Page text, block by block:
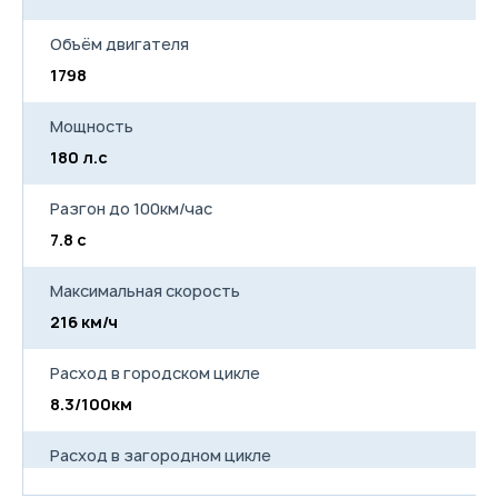
Количество динамиков
аудиосистемы
Литые диски Nivalis 7J x 17,
комплект инструментов и
домкрат
Объём двигателя
1798
Мощность
180 л.с
Разгон до 100км/час
7.8 с
Максимальная скорость
216 км/ч
Расход в городском цикле
8.3/100км
Расход в загородном цикле